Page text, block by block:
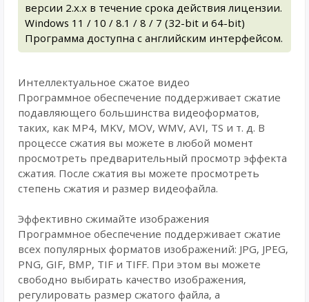
версии 2.x.x в течение срока действия лицензии.
Windows 11 / 10 / 8.1 / 8 / 7 (32-bit и 64-bit)
Программа доступна с английским интерфейсом.
Интеллектуальное сжатое видео
Программное обеспечение поддерживает сжатие
подавляющего большинства видеоформатов,
таких, как MP4, MKV, MOV, WMV, AVI, TS и т. д. В
процессе сжатия вы можете в любой момент
просмотреть предварительный просмотр эффекта
сжатия. После сжатия вы можете просмотреть
степень сжатия и размер видеофайла.
Эффективно сжимайте изображения
Программное обеспечение поддерживает сжатие
всех популярных форматов изображений: JPG, JPEG,
PNG, GIF, BMP, TIF и TIFF. При этом вы можете
свободно выбирать качество изображения,
регулировать размер сжатого файла, а